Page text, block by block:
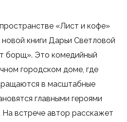
«Лист и кофе»
книги Дарьи Светловой
борщ». Это комедийный
городском доме, где
в масштабные
главными героями
встрече автор расскажет